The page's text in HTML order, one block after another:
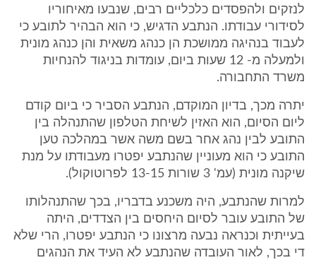
לנזקים ולהפסדים כלכליים רבים, שנבעו מאיחוריו
לסידורי עבודתו. הנתבע הדגיש, כי הוא הבהיר לתובע כי
לעבוד בנהיגה ממושכת הן כנהג משאית והן כנהג מונית
ולמעלה מ- 12 שעות ביום, עומדות בניגוד להנחיות
משרד התחבורה.
יתרה מכך, בדיון המוקדם, הנתבע הסביר כי ביום קודם
ליום הסיום, הוא האזין לשיחת הטלפון שהתנהלה בין
התובע לבין נהג אחר בשם משה אשר במהלכה טען
התובע כי הוא מעוניין שהנתבע יפטרו מעבודתו על מנת
שיקנה מונית (עמ' 3 שורות 13-15 לפרוטוקול).
למרות שהנתבע, היה משכנע בדבריו, בכך שהתנהלותו
של התובע עובר לסיום היחסים בין הצדדים, היתה
בעייתית וכנראה נבעה מרצונו כי הנתבע יפטרו, הרי שלא
די בכך, לאור העובדה שהנתבע לא העיד את הנהגים